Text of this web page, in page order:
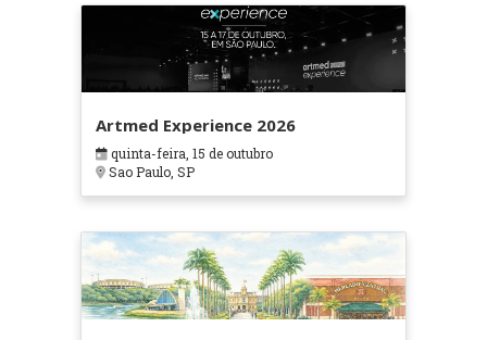
Artmed Experience 2026
quinta-feira, 15 de outubro
Sao Paulo, SP